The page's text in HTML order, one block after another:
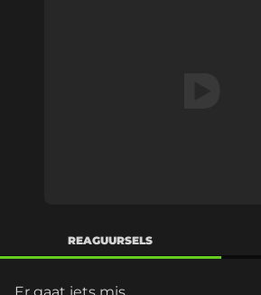
REAGUURSELS